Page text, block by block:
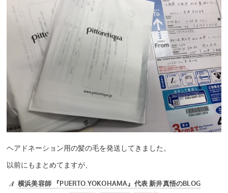
ヘアドネーション用の髪の毛を発送してきました。
以前にもまとめてますが、